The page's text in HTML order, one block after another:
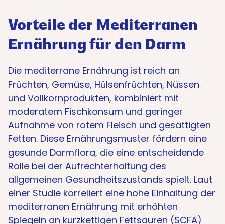
Vorteile der Mediterranen
Ernährung für den Darm
Die mediterrane Ernährung ist reich an
Früchten, Gemüse, Hülsenfrüchten, Nüssen
und Vollkornprodukten, kombiniert mit
moderatem Fischkonsum und geringer
Aufnahme von rotem Fleisch und gesättigten
Fetten. Diese Ernährungsmuster fördern eine
gesunde Darmflora, die eine entscheidende
Rolle bei der Aufrechterhaltung des
allgemeinen Gesundheitszustands spielt. Laut
einer Studie korreliert eine hohe Einhaltung der
mediterranen Ernährung mit erhöhten
Spiegeln an kurzkettigen Fettsäuren (SCFA)